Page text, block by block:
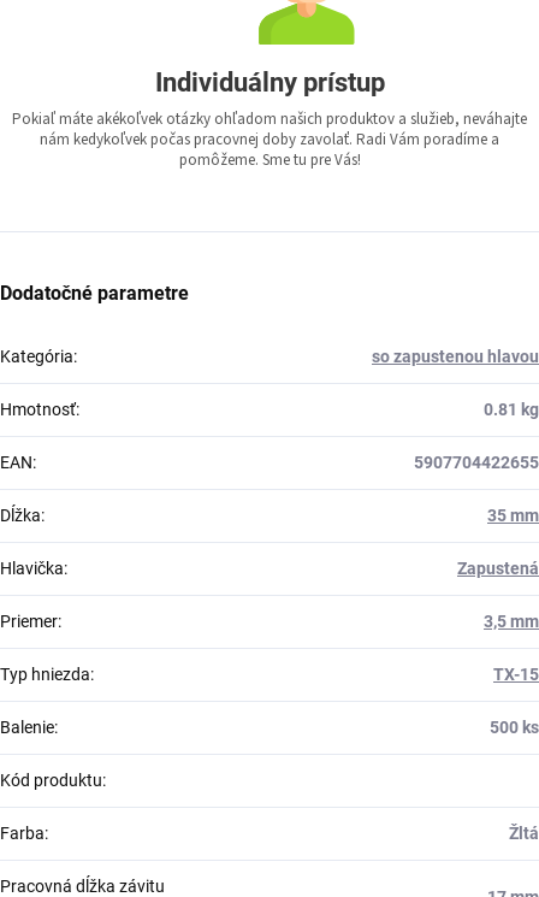
Individuálny prístup
Pokiaľ máte akékoľvek otázky ohľadom našich produktov a služieb, neváhajte
nám kedykoľvek počas pracovnej doby zavolať. Radi Vám poradíme a
pomôžeme. Sme tu pre Vás!
Dodatočné parametre
Kategória: so zapustenou hlavou
Hmotnosť: 0.81 kg
EAN: 5907704422655
Dĺžka: 35 mm
Hlavička: Zapustená
Priemer: 3,5 mm
Typ hniezda: TX-15
Balenie: 500 ks
Kód produktu:
Farba: Žltá
Pracovná dĺžka závitu